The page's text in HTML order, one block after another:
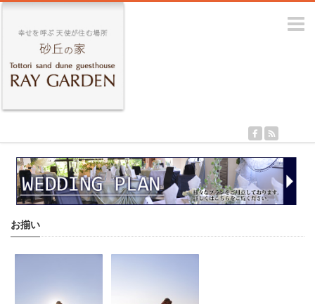
お揃い